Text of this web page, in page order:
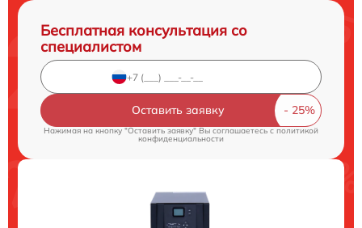
Бесплатная консультация со
специалистом
Оставить заявку
Нажимая на кнопку "Оставить заявку" Вы соглашаетесь c политикой
конфиденциальности